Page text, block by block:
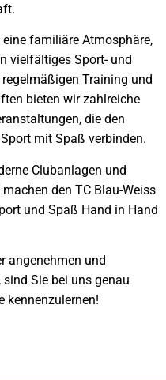
familiäre Atmosphäre,
vielfältiges Sport- und
Training und
bieten wir zahlreiche
die den
mit Spaß verbinden.
Clubanlagen und
den TC Blau-Weiss
und Spaß Hand in Hand
angenehmen und
Sie bei uns genau
kennenzulernen!